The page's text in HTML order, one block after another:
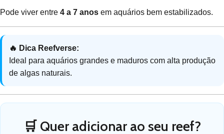
Pode viver entre 4 a 7 anos em aquários bem estabilizados.
🔥 Dica Reefverse:
Ideal para aquários grandes e maduros com alta produção
de algas naturais.
🛒 Quer adicionar ao seu reef?